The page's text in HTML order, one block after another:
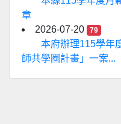
章
2026-07-20
79
本府辦理115學年
師共學圈計畫」一案...